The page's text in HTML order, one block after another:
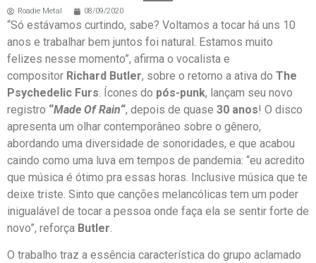
Roadie Metal 08/09/2020
“Só estávamos curtindo, sabe? Voltamos a tocar há uns 10
anos e trabalhar bem juntos foi natural. Estamos muito
felizes nesse momento”, afirma o vocalista e
compositor Richard Butler, sobre o retorno a ativa do The
Psychedelic Furs. Ícones do pós-punk, lançam seu novo
registro “Made Of Rain“, depois de quase 30 anos! O disco
apresenta um olhar contemporâneo sobre o gênero,
abordando uma diversidade de sonoridades, e que acabou
caindo como uma luva em tempos de pandemia: “eu acredito
que música é ótimo pra essas horas. Inclusive música que te
deixe triste. Sinto que canções melancólicas tem um poder
inigualável de tocar a pessoa onde faça ela se sentir forte de
novo”, reforça Butler.
O trabalho traz a essência característica do grupo aclamado